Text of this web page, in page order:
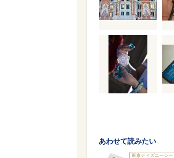
あわせて読みたい
東京ディズニーシー